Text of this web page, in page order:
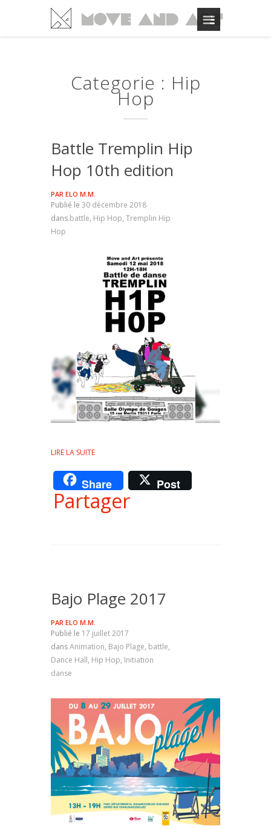
Categorie : Hip
Hop
Battle Tremplin Hip
Hop 10th edition
PAR ELO M.M.
Publié le 30 décembre 2018
dans battle, Hip Hop, Tremplin Hip
Hop
LIRE LA SUITE
Share Post
Partager
Bajo Plage 2017
PAR ELO M.M.
Publié le 17 juillet 2017
dansAnimation, Bajo Plage, battle,
Dance Hall, Hip Hop, Initiation
danse